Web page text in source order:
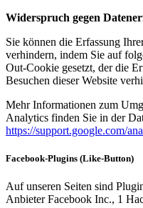
Widerspruch gegen
Sie können die Erfassung
verhindern, indem Sie auf
Out-Cookie gesetzt, der die
Besuchen dieser Website
Mehr Informationen zum
Analytics finden Sie in der
https://support.google.com/
Facebook-Plugins (Like-Button)
Auf unseren Seiten sind
Anbieter Facebook Inc., 1